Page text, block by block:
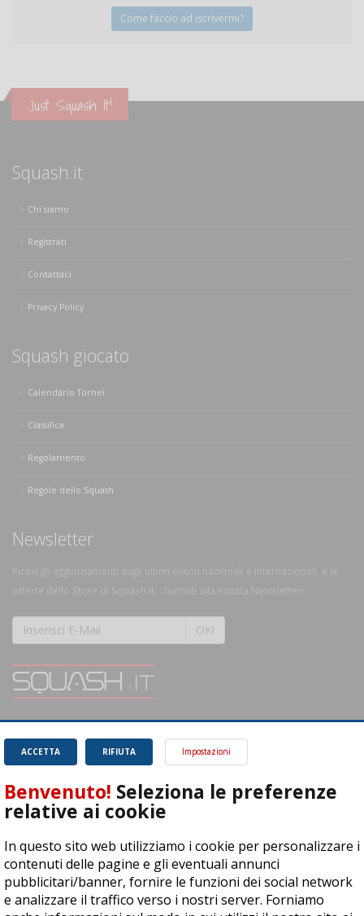
Come faccio ad iscrivermi?
Just Squash It!
Squash.it
Chi siamo
Registrati
Contattaci
Privacy Policy
Squash giocato
Calendario Tornei
Classifica
Regolamento
Regole dello Squash
Newsletter
Ricevi gli aggiornamenti sugli ultimi eventi nazionali e internazionali, e le
offerte dello Store di Squash.it... Iscriviti alla nostra Newsletter!
OK!
magnifico sport.
Leggi
RIFIUTA
ACCETTA Impostazioni
Benvenuto! Seleziona le preferenze
relative ai cookie
In questo sito web utilizziamo i cookie per personalizzare i
contenuti delle pagine e gli eventuali annunci
pubblicitari/banner, fornire le funzioni dei social network
e analizzare il traffico verso i nostri server. Forniamo
ASD Let's Sport - Via T. Olivelli 3, 25014 Castenedolo (BS) - P. Iva:
04278030988
© Copyright 2015 | All Rights Reserved - Powered byDynDevice